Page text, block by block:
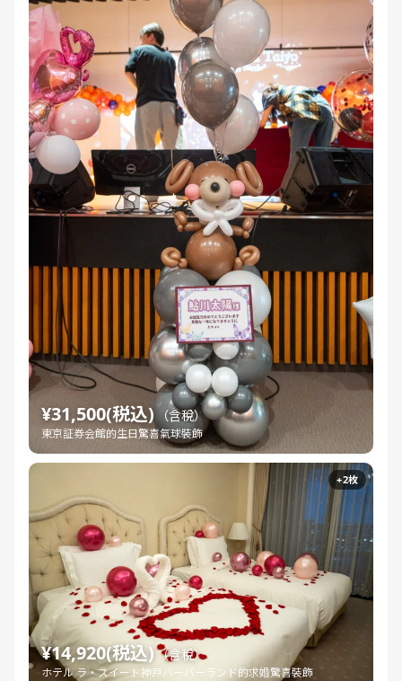
¥31,500(税込)（含稅）
東京証券会館的生日驚喜氣球裝飾
+2枚
¥14,920(税込)（含稅）
ホテル ラ・スイート神戸ハーバーランド的求婚驚喜裝飾